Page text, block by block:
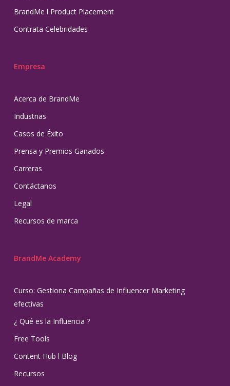
BrandMe l Product Placement
Contrata Celebridades
Empresa
Acerca de BrandMe
Industrias
Casos de Éxito
Prensa y Premios Ganados
Carreras
Contáctanos
Legal
Recursos de marca
BrandMe Academy
Curso: Gestiona Campañas de Influencer Marketing
efectivas
¿ Qué es la Influencia ?
Free Tools
Content Hub l Blog
Recursos